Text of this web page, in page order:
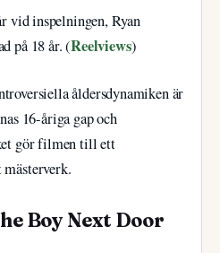
vid inspelningen, Ryan
på 18 år. (Reelviews)
åldersdynamiken är
16-åriga gap och
gör filmen till ett
mästerverk.
Boy Next Door